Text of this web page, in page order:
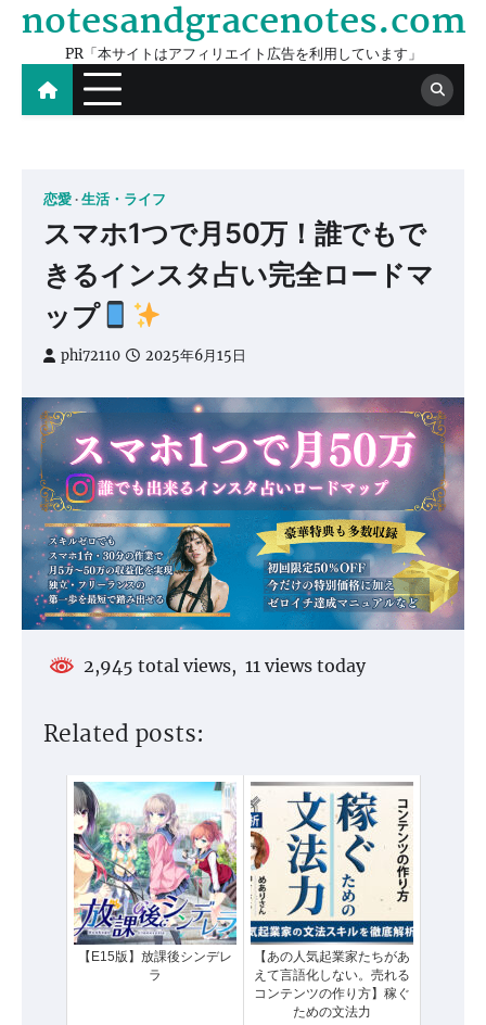
Skip
content
notesandgracenotes.com
PR「本サイトはアフィリエイト広告を利用しています」
恋愛 生活・ライフ
スマホ1つで月50万！誰でもで
きるインスタ占い完全ロードマ
ップ
phi72110 2025年6月15日
2,945 total views, 11 views today
Related posts:
【E15版】放課後シンデレ
ラ
【あの人気起業家たちがあ
えて言語化しない。売れる
コンテンツの作り方】稼ぐ
ための文法力